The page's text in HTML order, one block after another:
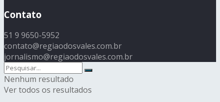
Contato
51 9 9650-5952
contato@regiaodosvales.com.br
jornalismo@regiaodosvales.com.br
Nenhum resultado
Ver todos os resultados